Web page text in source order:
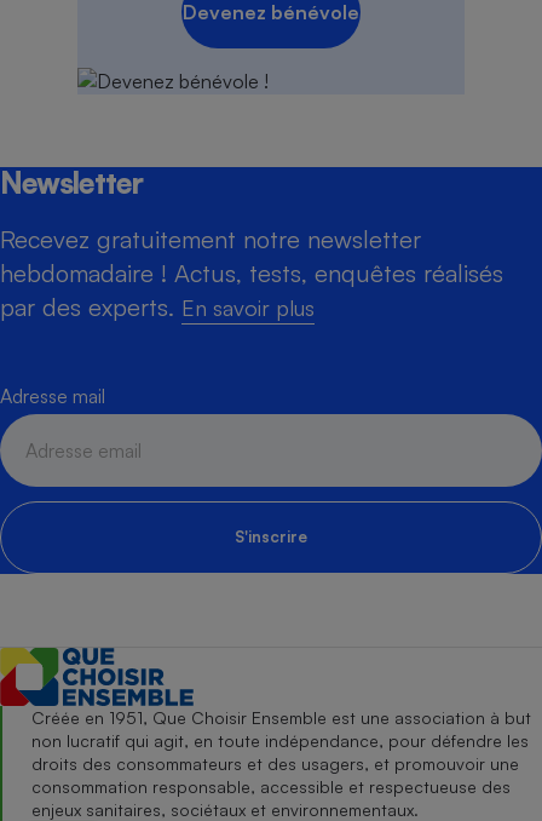
Devenez bénévole
Newsletter
Recevez gratuitement notre newsletter
hebdomadaire ! Actus, tests, enquêtes réalisés
par des experts. En savoir plus
Adresse mail
S'inscrire
Créée en 1951, Que Choisir Ensemble est une association à but
non lucratif qui agit, en toute indépendance, pour défendre les
droits des consommateurs et des usagers, et promouvoir une
consommation responsable, accessible et respectueuse des
enjeux sanitaires, sociétaux et environnementaux.